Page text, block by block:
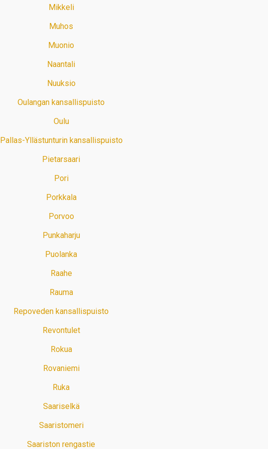
Mikkeli
Muhos
Muonio
Naantali
Nuuksio
Oulangan kansallispuisto
Oulu
Pallas-Yllästunturin kansallispuisto
Pietarsaari
Pori
Porkkala
Porvoo
Punkaharju
Puolanka
Raahe
Rauma
Repoveden kansallispuisto
Revontulet
Rokua
Rovaniemi
Ruka
Saariselkä
Saaristomeri
Saariston rengastie